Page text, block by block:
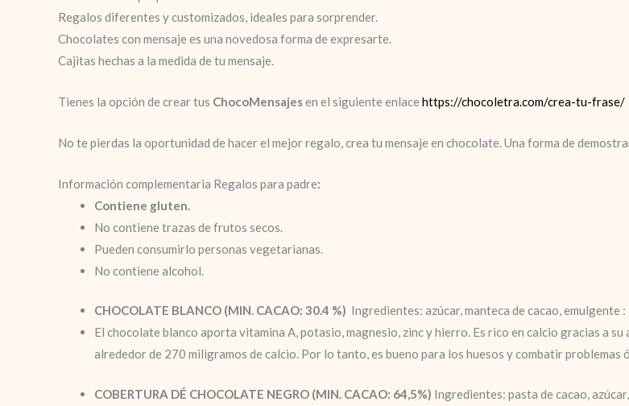
Regalos diferentes y customizados, ideales para sorprender.
Chocolates con mensaje es una novedosa forma de expresarte.
Cajitas hechas a la medida de tu mensaje.
Tienes la opción de crear tus ChocoMensajesen el siguiente enlace https://chocoletra.com/crea-tu-frase/
No te pierdas la oportunidad de hacer el mejor regalo, crea tu mensaje en chocolate. Una forma de
Información complementaria Regalos para padre:
Contiene gluten.
No contiene trazas de frutos secos.
Pueden consumirlo personas vegetarianas.
No contiene alcohol.
CHOCOLATE BLANCO (MIN. CACAO: 30.4 %) Ingredientes: azúcar, manteca de cacao,
El chocolate blanco aporta vitamina A, potasio, magnesio, zinc y hierro. Es rico en calcio gracias a
alrededor de 270 miligramos de calcio. Por lo tanto, es bueno para los huesos y combatir problemas
COBERTURA DÉ CHOCOLATE NEGRO (MIN. CACAO: 64,5%) Ingredientes: pasta de cacao,